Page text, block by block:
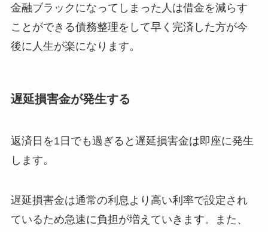
金融ブラックになってしまった人は借金を減らす
ことができる債務整理をして早く完済した方が今
後に人生が楽になります。
遅延損害金が発生する
返済日を1日でも過ぎると遅延損害金は即座に発生
します。
遅延損害金は通常の利息より高い利率で設定され
ているため急速に負担が増えていきます。また、